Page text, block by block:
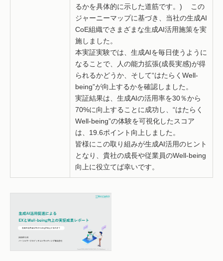
るかを具体的に示した道筋です。) この
ジャーニーマップに基づき、当社の生成AI
CoE組織でさまざまな生成AI活用施策を実
施しました。
本実証実験では、生成AIを毎日使うように
なることで、人の能力拡張(成長実感)が得
られるかどうか、そして“はたらくWell-
being”が向上するかを確認しました。
実証結果は、生成AIの活用率を30％から
70%に向上することに成功し、“はたらく
Well-being”の体験を可視化したスコア
は、19.6ポイント向上しました。
皆様にこの取り組みが生成AI活用のヒント
となり、貴社の成長や従業員のWell-being
向上に役立てば幸いです。